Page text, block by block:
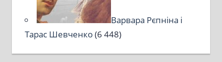
Варвара Рєпніна і
Тарас Шевченко(6 448)